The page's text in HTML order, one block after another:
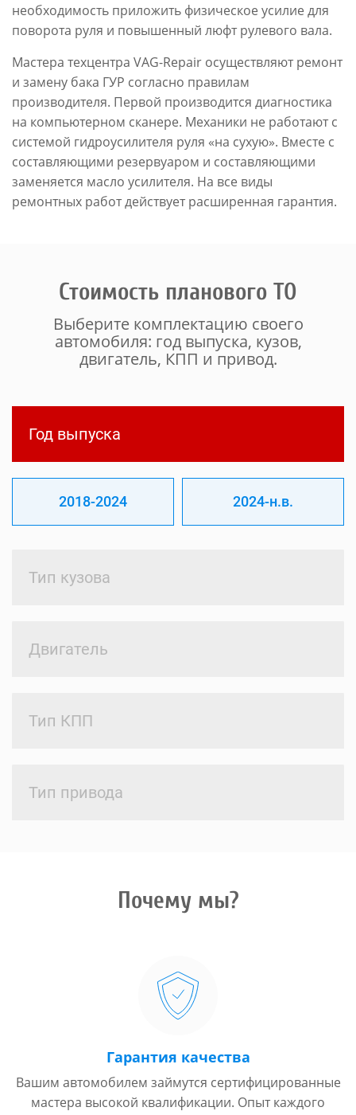
необходимость приложить физическое усилие для
поворота руля и повышенный люфт рулевого вала.
Мастера техцентра VAG-Repair осуществляют ремонт
и замену бака ГУР согласно правилам
производителя. Первой производится диагностика
на компьютерном сканере. Механики не работают с
системой гидроусилителя руля «на сухую». Вместе с
составляющими резервуаром и составляющими
заменяется масло усилителя. На все виды
ремонтных работ действует расширенная гарантия.
Стоимость планового ТО
Выберите комплектацию своего
автомобиля: год выпуска, кузов,
двигатель, КПП и привод.
Год выпуска
2018-2024 2024-н.в.
Тип кузова
Двигатель
Тип КПП
Тип привода
Почему мы?
Гарантия качества
Вашим автомобилем займутся сертифицированные
мастера высокой квалификации. Опыт каждого